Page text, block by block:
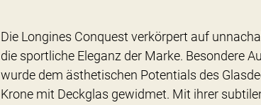
Die Longines Conquest verkörpert auf
die sportliche Eleganz der Marke. Besondere
wurde dem ästhetischen Potentials des
Krone mit Deckglas gewidmet. Mit ihrer